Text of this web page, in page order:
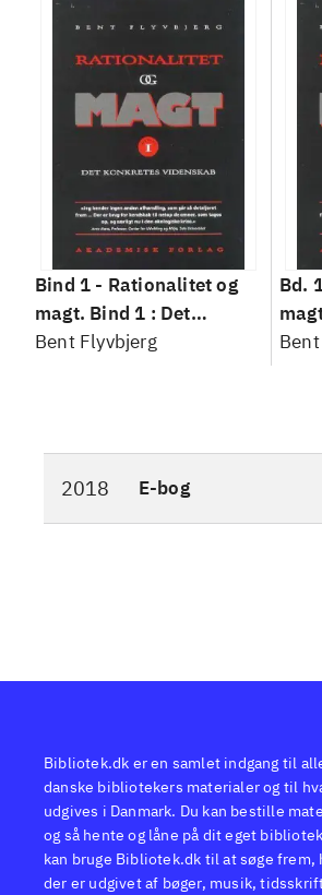
Bind 1 - Rationalitet og
magt. Bind 1 : Det
konkretes videnskab
Bent Flyvbjerg
Bd.
2018 E-bog
Bibliotek.dk er en samlet indgang til
danske bibliotekers materialer og til
udgives i Danmark. Du kan bestille
og så hente og låne på dit eget
kan bruge Bibliotek.dk til at søge frem,
der er udgivet af bøger, musik,